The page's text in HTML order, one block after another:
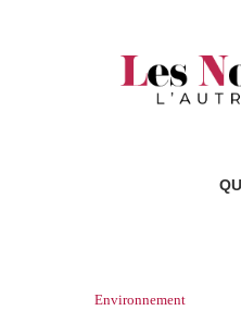
Environnement